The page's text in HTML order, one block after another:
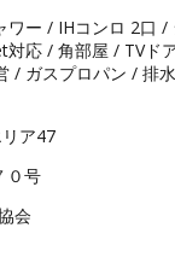
ワー / IHコンロ 2口
応 / 角部屋 / TVド
/ ガスプロパン / 排
ア47
０号
会